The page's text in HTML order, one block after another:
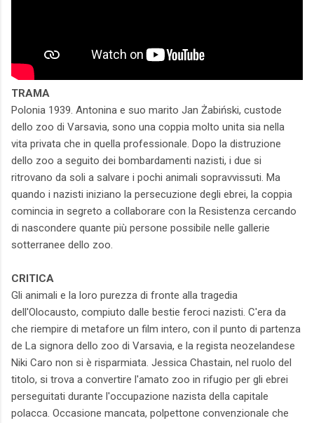
TRAMA
Polonia 1939. Antonina e suo marito Jan Żabiński, custode
dello zoo di Varsavia, sono una coppia molto unita sia nella
vita privata che in quella professionale. Dopo la distruzione
dello zoo a seguito dei bombardamenti nazisti, i due si
ritrovano da soli a salvare i pochi animali sopravvissuti. Ma
quando i nazisti iniziano la persecuzione degli ebrei, la coppia
comincia in segreto a collaborare con la Resistenza cercando
di nascondere quante più persone possibile nelle gallerie
sotterranee dello zoo.
CRITICA
Gli animali e la loro purezza di fronte alla tragedia
dell'Olocausto, compiuto dalle bestie feroci nazisti. C'era da
che riempire di metafore un film intero, con il punto di partenza
de La signora dello zoo di Varsavia, e la regista neozelandese
Niki Caro non si è risparmiata. Jessica Chastain, nel ruolo del
titolo, si trova a convertire l'amato zoo in rifugio per gli ebrei
perseguitati durante l'occupazione nazista della capitale
polacca. Occasione mancata, polpettone convenzionale che